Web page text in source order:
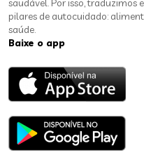
saudável. Por isso, traduzimos
pilares de autocuidado:
saúde.
Baixe o app